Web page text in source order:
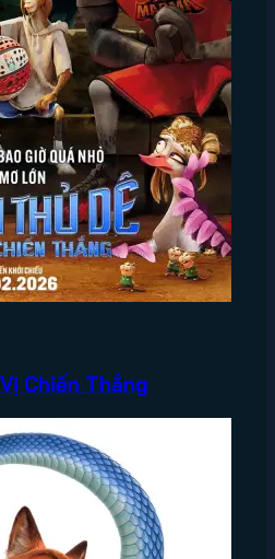
Chiến Thắng